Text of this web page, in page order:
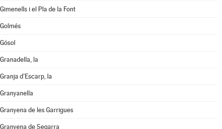
Gimenells i el Pla de la Font
Golmés
Gósol
Granadella, la
Granja d'Escarp, la
Granyanella
Granyena de les Garrigues
Granyena de Segarra